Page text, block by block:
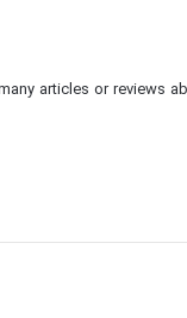
articles or reviews